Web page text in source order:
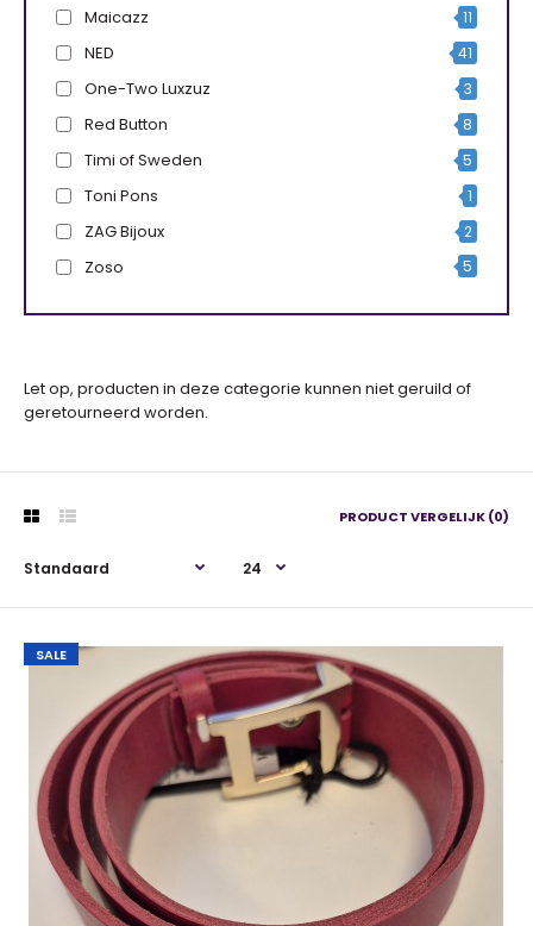
Maicazz 11
NED 41
One-Two Luxzuz 3
Red Button 8
Timi of Sweden 5
Toni Pons 1
ZAG Bijoux 2
Zoso 5
Let op, producten in deze categorie kunnen niet geruild of
geretourneerd worden.
PRODUCT VERGELIJK (0)
SALE
SALE